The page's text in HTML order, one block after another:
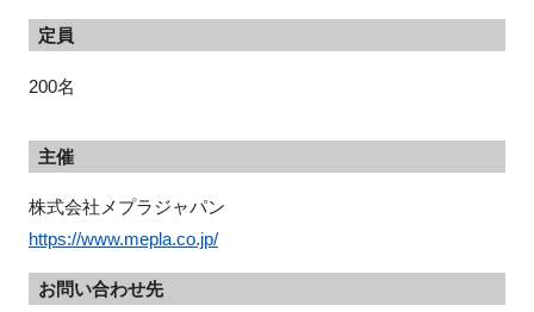
定員
200名
主催
株式会社メプラジャパン
https://www.mepla.co.jp/
お問い合わせ先